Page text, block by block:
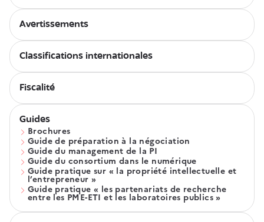
Avertissements
Classifications internationales
Fiscalité
Guides
Brochures
Guide de préparation à la négociation
Guide du management de la PI
Guide du consortium dans le numérique
Guide pratique sur « la propriété intellectuelle et
l’entrepreneur »
Guide pratique « les partenariats de recherche
entre les PME-ETI et les laboratoires publics »